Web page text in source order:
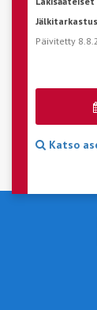
Jälkitarkastus
Päivitetty
Katso